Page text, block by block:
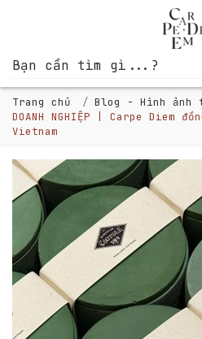
Trang chủ Blog - Hình ảnh
DOANH NGHIỆP | Carpe Diem
Vietnam